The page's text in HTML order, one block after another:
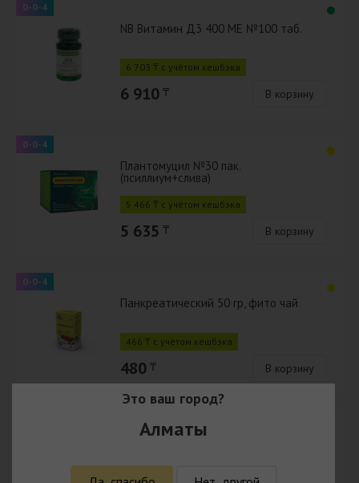
0-0-4
NB Витамин Д3 400 МЕ №100 таб.
6 703 ₸ с учётом кешбэка
6 910 ₸ В корзину
0-0-4
Плантомуцил №30 пак.
(псиллиум+слива)
5 466 ₸ с учётом кешбэка
5 635 ₸ В корзину
0-0-4
Панкреатический 50 гр, фито чай
466 ₸ с учётом кешбэка
480 ₸ В корзину
Брусники лист 25 гр, фито чай, Белла
466 ₸ с учётом кешбэка
Это ваш город?
Алматы